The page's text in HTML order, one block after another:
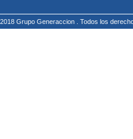
2018 Grupo Generaccion . Todos los